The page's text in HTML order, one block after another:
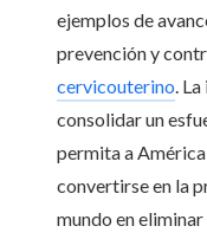
ejemplos de
prevención y
cervicouterino.
consolidar un
permita a
convertirse en la
mundo en